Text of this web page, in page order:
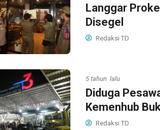
Langgar
Disegel
Redaksi TD
5 tahun lalu
Diduga
Kemenhub
Redaksi TD